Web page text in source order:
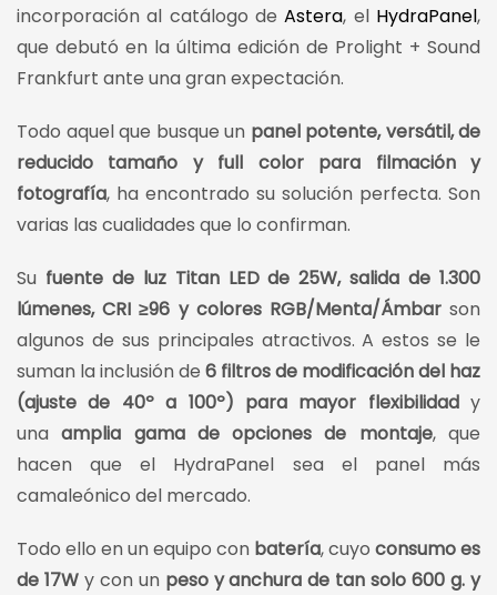
incorporación al catálogo deAstera, el HydraPanel,
que debutó en la última edición de Prolight + Sound
Frankfurt ante una gran expectación.
Todo aquel que busque un panel potente, versátil, de
reducido tamaño y full color para filmación y
fotografía, ha encontrado su solución perfecta. Son
varias las cualidades que lo confirman.
Su fuente de luz Titan LED de 25W, salida de 1.300
lúmenes, CRI ≥96 y colores RGB/Menta/Ámbarson
algunos de sus principales atractivos. A estos se le
suman la inclusión de 6 filtros de modificación del haz
(ajuste de 40º a 100º) para mayor flexibilidady
unaamplia gama de opciones de montaje, que
hacen que el HydraPanel sea el panel más
camaleónico del mercado.
Todo ello en un equipo con batería, cuyo consumo es
de 17Wy con un peso y anchura de tan solo 600 g. y